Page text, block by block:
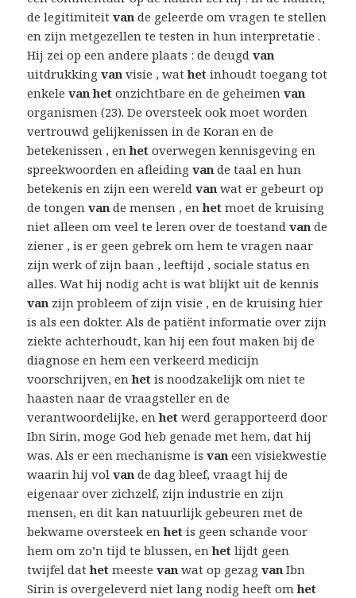
de legitimiteitvan de geleerde om vragen te stellen
en zijn metgezellen te testen in hun interpretatie .
Hij zei op een andere plaats : de deugdvan
uitdrukkingvan visie , wathet inhoudt toegang tot
enkelevan het onzichtbare en de geheimenvan
organismen (23). De oversteek ook moet worden
vertrouwd gelijkenissen in de Koran en de
betekenissen , enhet overwegen kennisgeving en
spreekwoorden en afleidingvan de taal en hun
betekenis en zijn een wereldvan wat er gebeurt op
de tongenvan de mensen , enhet moet de kruising
niet alleen om veel te leren over de toestandvan de
ziener , is er geen gebrek om hem te vragen naar
zijn werk of zijn baan , leeftijd , sociale status en
alles. Wat hij nodig acht is wat blijkt uit de kennis
van zijn probleem of zijn visie , en de kruising hier
is als een dokter. Als de patiënt informatie over zijn
ziekte achterhoudt, kan hij een fout maken bij de
diagnose en hem een ​​verkeerd medicijn
voorschrijven, enhet is noodzakelijk om niet te
haasten naar de vraagsteller en de
verantwoordelijke, enhet werd gerapporteerd door
Ibn Sirin, moge God heb genade met hem, dat hij
was. Als er een mechanisme isvan een visiekwestie
waarin hij volvan de dag bleef, vraagt ​​hij de
eigenaar over zichzelf, zijn industrie en zijn
mensen, en dit kan natuurlijk gebeuren met de
bekwame oversteek enhet is geen schande voor
hem om zo’n tijd te blussen, enhet lijdt geen
twijfel dathet meestevan wat op gezagvan Ibn
Sirin is overgeleverd niet lang nodig heeft omhet